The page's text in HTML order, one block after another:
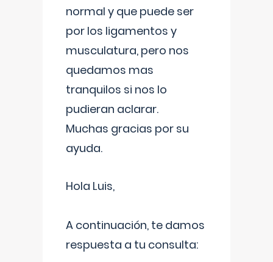
normal y que puede ser
por los ligamentos y
musculatura, pero nos
quedamos mas
tranquilos si nos lo
pudieran aclarar.
Muchas gracias por su
ayuda.
Hola Luis,
A continuación, te damos
respuesta a tu consulta: